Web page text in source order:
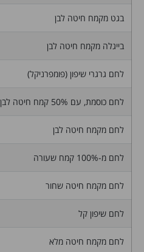
בגט מקמח חיטה לבן
בייגלה מקמח חיטה לבן
לחם גרגרי שיפון (פומפרניקל)
לחם כוסמת, עם 50% קמח חיטה לבן
לחם מקמח חיטה לבן
לחם מ-100% קמח שעורה
לחם מקמח חיטה שחור
לחם שיפון קל
לחם מקמח חיטה מלא